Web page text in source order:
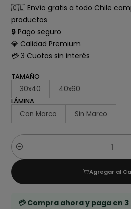
🇨🇱 Envío gratis a todo Chile
productos
🔒 Pago seguro
💎 Calidad Premium
💳 3 Cuotas sin interés
TAMAÑO
30x40 40x60
LÁMINA
Con Marco Sin Marco
Cantidad
Agregar al
💳 Compra ahora y paga en